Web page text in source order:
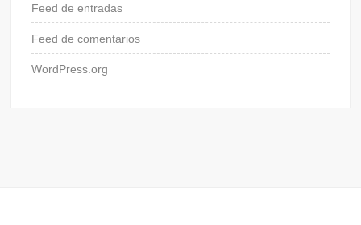
Feed de entradas
Feed de comentarios
WordPress.org